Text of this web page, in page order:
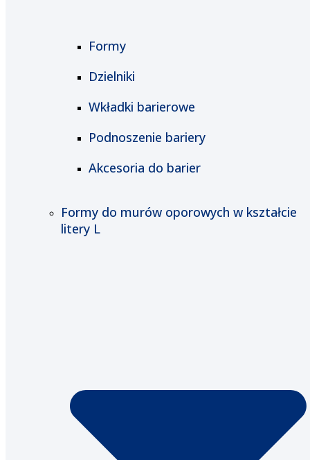
Formy
Dzielniki
Wkładki barierowe
Podnoszenie bariery
Akcesoria do barier
Formy do murów oporowych w kształcie
litery L